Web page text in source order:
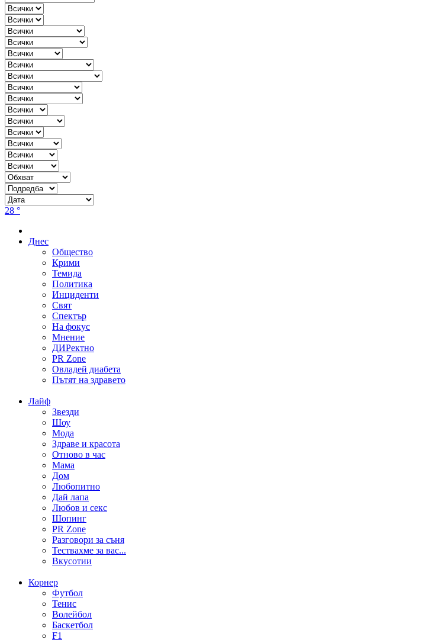
28 °
Днес
Общество
Крими
Темида
Политика
Инциденти
Свят
Спектър
На фокус
Мнение
ДИРектно
PR Zone
Овладей диабета
Пътят на здравето
Лайф
Звезди
Шоу
Мода
Здраве и красота
Отново в час
Мама
Дом
Любопитно
Дай лапа
Любов и секс
Шопинг
PR Zone
Разговори за съня
Тествахме за вас...
Вкусотии
Корнер
Футбол
Тенис
Волейбол
Баскетбол
F1